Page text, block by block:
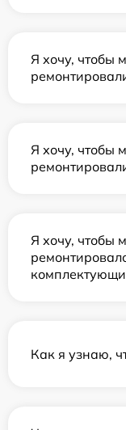
Я хочу, чтобы
Я хочу, чтобы
Я хочу, чтобы
Как я узнаю,